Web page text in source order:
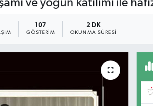
ve yoğun katılımı ile
107
GÖSTERIM
2 DK
OKUNMA SÜRESI